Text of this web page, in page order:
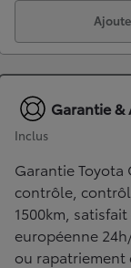
Garantie &
Inclus
Garantie Toyota
contrôle,
1500km,
européenne
ou rapatriement